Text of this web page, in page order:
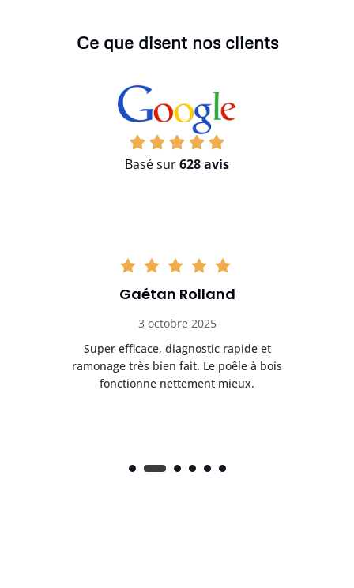
Ce que disent nos clients
Basé sur628 avis
Gaétan Rolland
3 octobre 2025
Super efficace, diagnostic rapide et
ramonage très bien fait. Le poêle à bois
fonctionne nettement mieux.